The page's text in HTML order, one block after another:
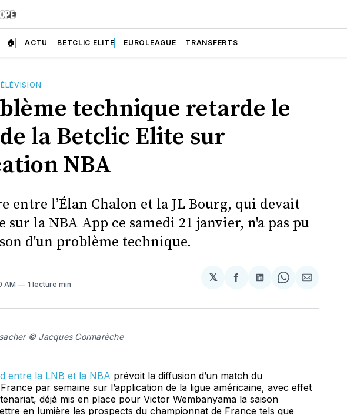
🏠 ACTU BETCLIC ELITE EUROLEAGUE TRANSFERTS
technique retarde le
la Betclic Elite sur
NBA
entre l’Élan Chalon et la JL Bourg, qui devait
sur la NBA App ce samedi 21 janvier, n'a pas pu
d'un problème technique.
AM 1 lecture min
𝕏
Partager
Facebook
Partager
LinkedIn
Share
WhatsApp
Partager
Courriel
© Jacques Cormarèche
entre la LNB et la NBA prévoit la diffusion d’un match du
par semaine sur l’application de la ligue américaine, avec effet
déjà mis en place pour Victor Wembanyama la saison
en lumière les prospects du championnat de France tels que